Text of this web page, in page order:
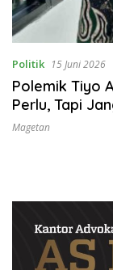
Politik 15 Juni 2026
Polemik Tiyo
Perlu, Tapi
Magetan